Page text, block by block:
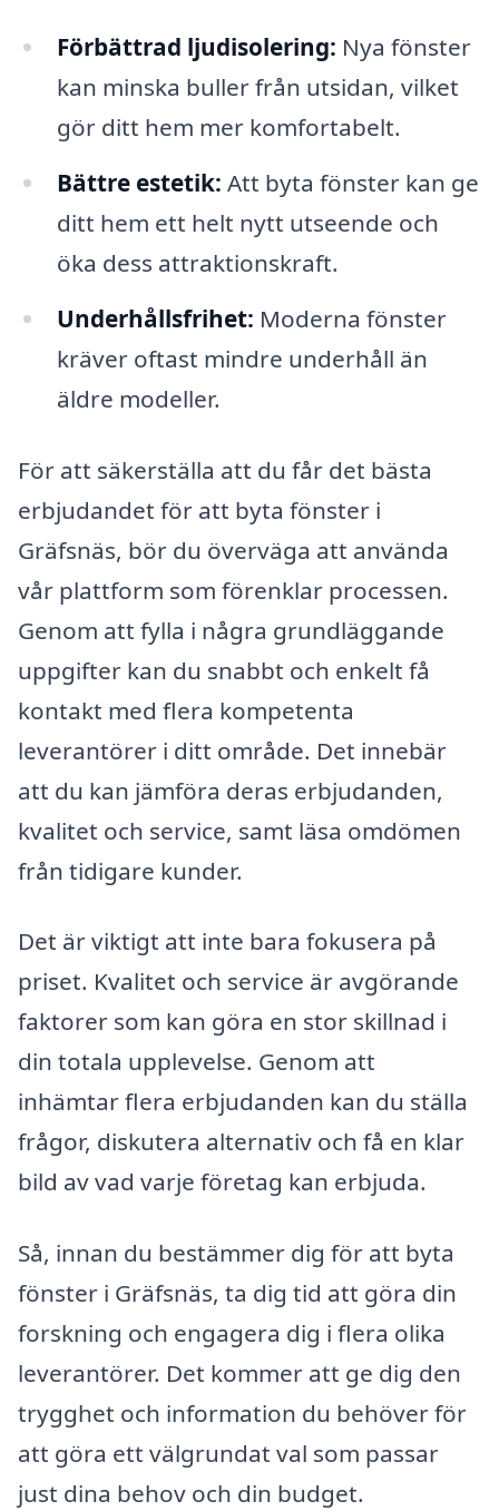
Förbättrad ljudisolering: Nya fönster
kan minska buller från utsidan, vilket
gör ditt hem mer komfortabelt.
Bättre estetik: Att byta fönster kan ge
ditt hem ett helt nytt utseende och
öka dess attraktionskraft.
Underhållsfrihet: Moderna fönster
kräver oftast mindre underhåll än
äldre modeller.
För att säkerställa att du får det bästa
erbjudandet för att byta fönster i
Gräfsnäs, bör du överväga att använda
vår plattform som förenklar processen.
Genom att fylla i några grundläggande
uppgifter kan du snabbt och enkelt få
kontakt med flera kompetenta
leverantörer i ditt område. Det innebär
att du kan jämföra deras erbjudanden,
kvalitet och service, samt läsa omdömen
från tidigare kunder.
Det är viktigt att inte bara fokusera på
priset. Kvalitet och service är avgörande
faktorer som kan göra en stor skillnad i
din totala upplevelse. Genom att
inhämtar flera erbjudanden kan du ställa
frågor, diskutera alternativ och få en klar
bild av vad varje företag kan erbjuda.
Så, innan du bestämmer dig för att byta
fönster i Gräfsnäs, ta dig tid att göra din
forskning och engagera dig i flera olika
leverantörer. Det kommer att ge dig den
trygghet och information du behöver för
att göra ett välgrundat val som passar
just dina behov och din budget.